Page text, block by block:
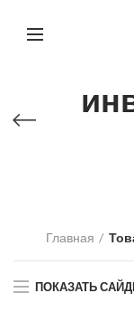
Главная
ПОКАЗАТЬ